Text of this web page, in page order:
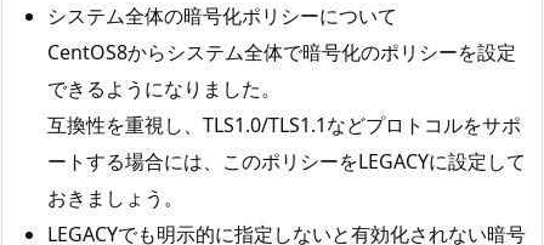
システム全体の暗号化ポリシーについて
CentOS8からシステム全体で暗号化のポリシーを設定
できるようになりました。
互換性を重視し、TLS1.0/TLS1.1などプロトコルをサポ
ートする場合には、このポリシーをLEGACYに設定して
おきましょう。
LEGACYでも明示的に指定しないと有効化されない暗号